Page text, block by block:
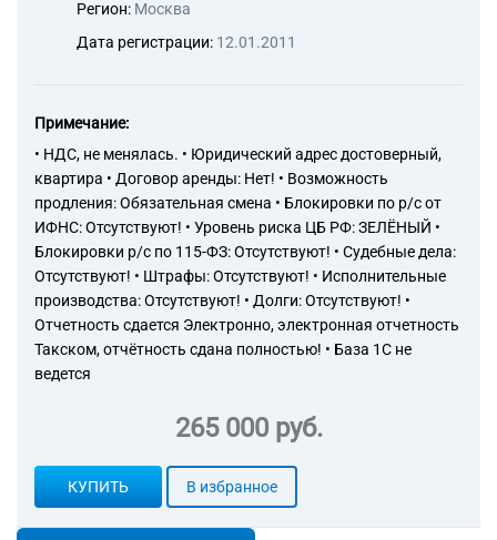
Регион: Москва
Дата регистрации: 12.01.2011
Примечание:
• НДС, не менялась. • Юридический адрес достоверный,
квартира • Договор аренды: Нет! • Возможность
продления: Обязательная смена • Блокировки по р/с от
ИФНС: Отсутствуют! • Уровень риска ЦБ РФ: ЗЕЛЁНЫЙ •
Блокировки р/с по 115-ФЗ: Отсутствуют! • Судебные дела:
Отсутствуют! • Штрафы: Отсутствуют! • Исполнительные
производства: Отсутствуют! • Долги: Отсутствуют! •
Отчетность сдается Электронно, электронная отчетность
Такском, отчётность сдана полностью! • База 1С не
ведется
265 000 руб.
КУПИТЬ В избранное